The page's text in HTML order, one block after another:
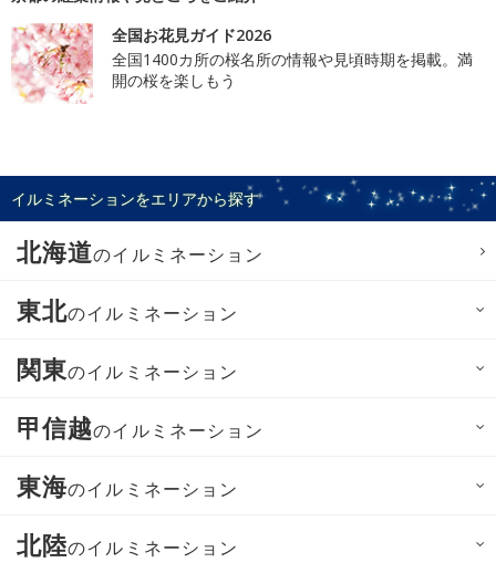
全国お花見ガイド2026
全国1400カ所の桜名所の情報や見頃時期を掲載。満
開の桜を楽しもう
イルミネーションをエリアから探す
北海道のイルミネーション
東北のイルミネーション
関東のイルミネーション
甲信越のイルミネーション
東海のイルミネーション
北陸のイルミネーション